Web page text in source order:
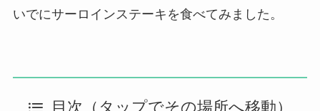
いでにサーロインステーキを食べてみました。